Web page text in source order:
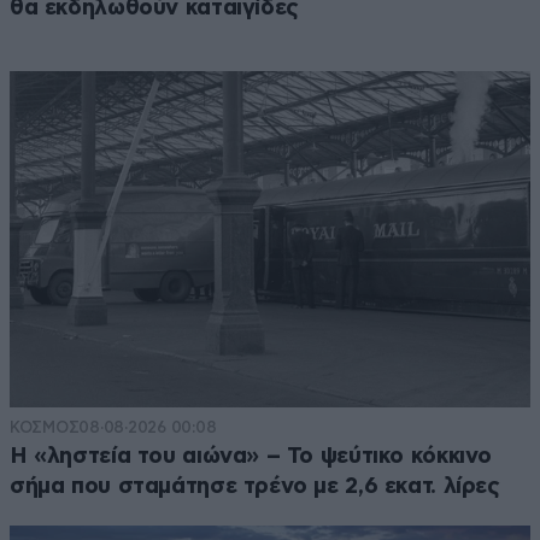
θα εκδηλωθούν καταιγίδες
ΚΟΣΜΟΣ08·08·2026 00:08
Η «ληστεία του αιώνα» – Το ψεύτικο κόκκινο
σήμα που σταμάτησε τρένο με 2,6 εκατ. λίρες